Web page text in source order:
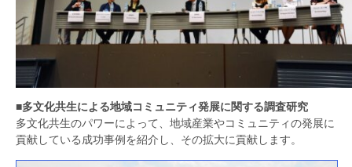
■多文化共生による地域コミュニティ発展に関する調査研究
多文化共生のパワーによって、地域産業やコミュニティの発展に
貢献している成功事例を紹介し、その拡大に貢献します。